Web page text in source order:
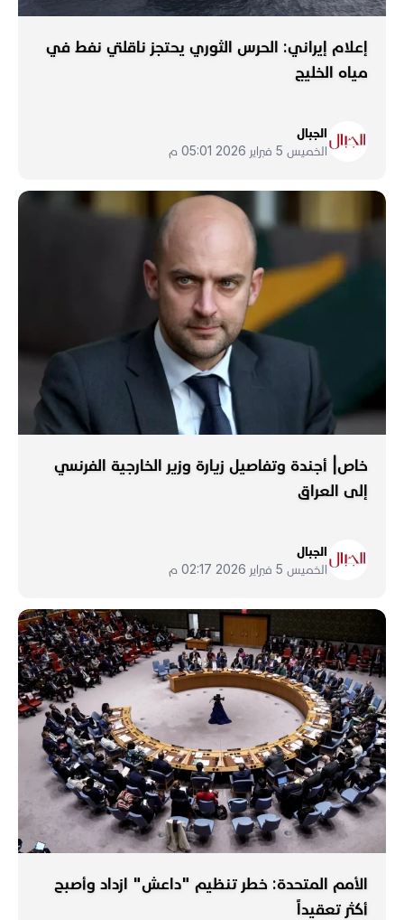
إعلام إيراني: الحرس الثوري يحتجز ناقلتي نفط في
مياه الخليج
الجبال
الخميس 5 فبراير 2026 05:01 م
خاص| أجندة وتفاصيل زيارة وزير الخارجية الفرنسي
إلى العراق
الجبال
الخميس 5 فبراير 2026 02:17 م
الأمم المتحدة: خطر تنظيم "داعش" ازداد وأصبح
أكثر تعقيداً